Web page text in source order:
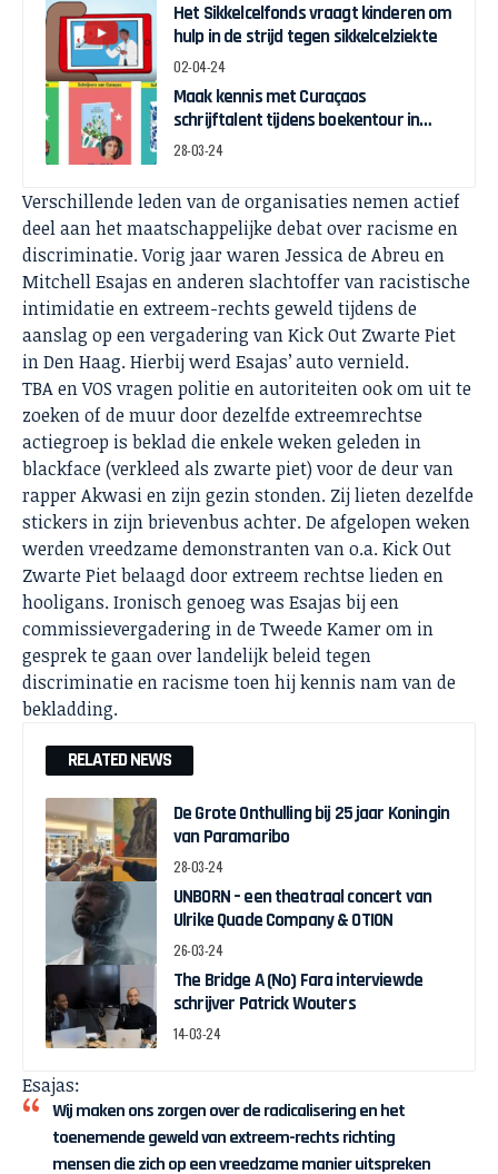
Het Sikkelcelfonds vraagt kinderen om
hulp in de strijd tegen sikkelcelziekte
02-04-24
Maak kennis met Curaçaos
schrijftalent tijdens boekentour in
april
28-03-24
Verschillende leden van de organisaties nemen actief
deel aan het maatschappelijke debat over racisme en
discriminatie. Vorig jaar waren Jessica de Abreu en
Mitchell Esajas en anderen slachtoffer van racistische
intimidatie en extreem-rechts geweld tijdens de
aanslag op een vergadering van Kick Out Zwarte Piet
in Den Haag. Hierbij werd Esajas’ auto vernield.
TBA en VOS vragen politie en autoriteiten ook om uit te
zoeken of de muur door dezelfde extreemrechtse
actiegroep is beklad die enkele weken geleden in
blackface (verkleed als zwarte piet) voor de deur van
rapper Akwasi en zijn gezin stonden. Zij lieten dezelfde
stickers in zijn brievenbus achter. De afgelopen weken
werden vreedzame demonstranten van o.a. Kick Out
Zwarte Piet belaagd door extreem rechtse lieden en
hooligans. Ironisch genoeg was Esajas bij een
commissievergadering in de Tweede Kamer om in
gesprek te gaan over landelijk beleid tegen
discriminatie en racisme toen hij kennis nam van de
bekladding.
RELATED NEWS
De Grote Onthulling bij 25 jaar Koningin
van Paramaribo
28-03-24
UNBORN – een theatraal concert van
Ulrike Quade Company & OTION
26-03-24
The Bridge A (No) Fara interviewde
schrijver Patrick Wouters
14-03-24
Esajas:
Wij maken ons zorgen over de radicalisering en het
toenemende geweld van extreem-rechts richting
mensen die zich op een vreedzame manier uitspreken